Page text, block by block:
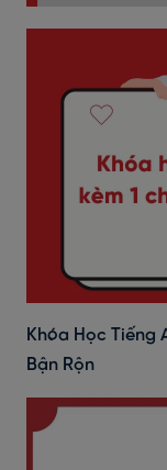
Khóa Học Tiếng
Bận Rộn